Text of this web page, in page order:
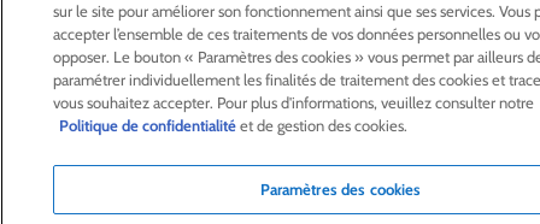
sur le site pour améliorer son fonctionnement ainsi que ses services. Vous
accepter l’ensemble de ces traitements de vos données personnelles ou
opposer. Le bouton « Paramètres des cookies » vous permet par ailleurs
paramétrer individuellement les finalités de traitement des cookies et
vous souhaitez accepter. Pour plus d'informations, veuillez consulter notre
Politique de confidentialitéet de gestion des cookies.
Paramètres des cookies